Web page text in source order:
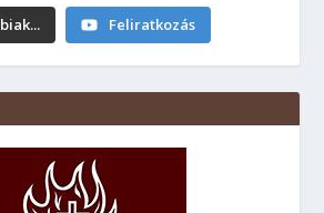
Feliratkozás